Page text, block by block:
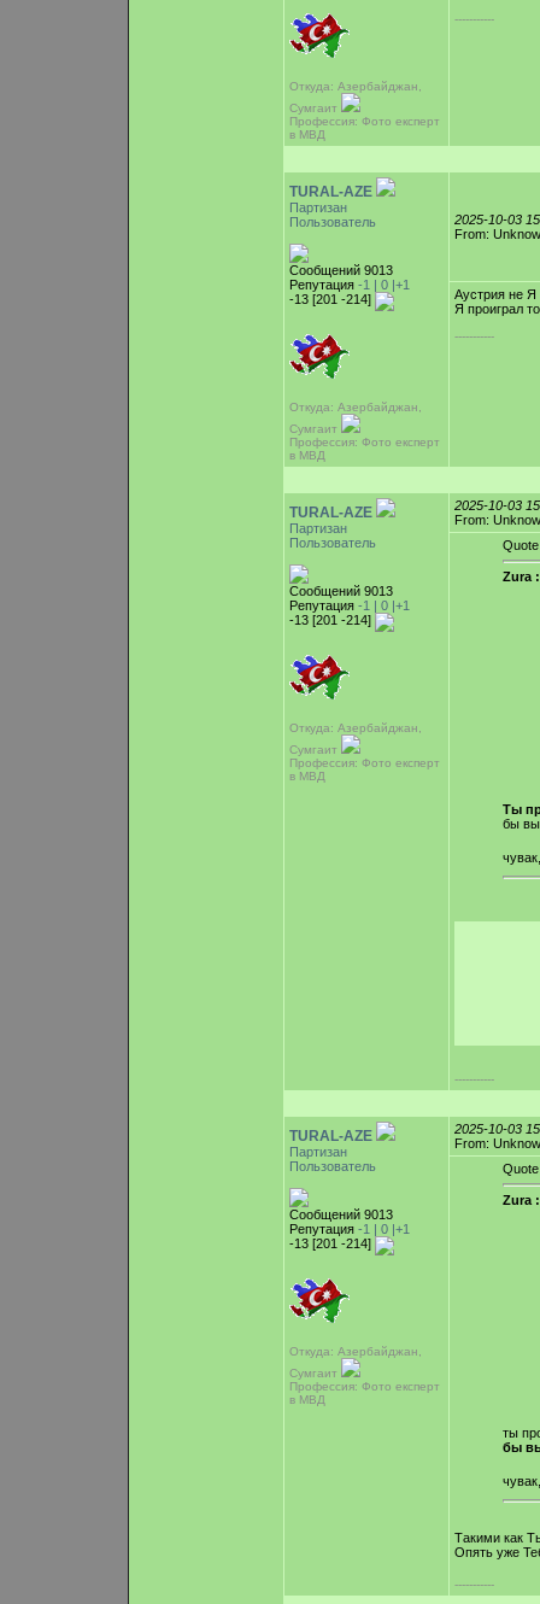
Откуда: Азербайджан,
Сумгаит
Профессия: Фото експерт
в МВД
-----------
TURAL-AZE
Партизан
Пользователь
Сообщений 9013
Репутация -1 | 0 |+1
-13 [201 -214]
Откуда: Азербайджан,
Сумгаит
Профессия: Фото експерт
в МВД
2025-10-03
From:
Аустрия не Я
Я проиграл
-----------
TURAL-AZE
Партизан
Пользователь
Сообщений 9013
Репутация -1 | 0 |+1
-13 [201 -214]
Откуда: Азербайджан,
Сумгаит
Профессия: Фото експерт
в МВД
2025-10-03
From:
Quote
Zura :
Ты
бы
-----------
TURAL-AZE
Партизан
Пользователь
Сообщений 9013
Репутация -1 | 0 |+1
-13 [201 -214]
Откуда: Азербайджан,
Сумгаит
Профессия: Фото експерт
в МВД
2025-10-03
From:
Quote
Zura :
ты
бы
Такими как
Опять уже
-----------